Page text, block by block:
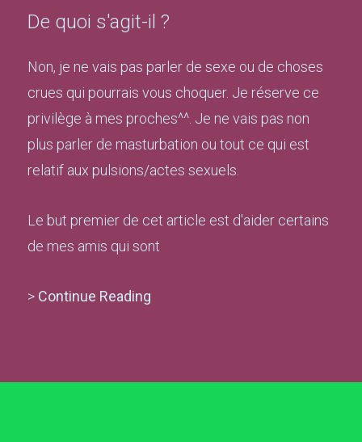
De quoi s'agit-il ?
Non, je ne vais pas parler de sexe ou de choses
crues qui pourrais vous choquer. Je réserve ce
privilège à mes proches^^. Je ne vais pas non
plus parler de masturbation ou tout ce qui est
relatif aux pulsions/actes sexuels.
Le but premier de cet article est d'aider certains
de mes amis qui sont
> Continue Reading